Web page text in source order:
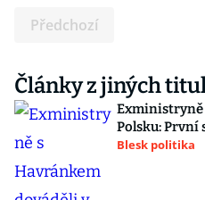
Předchozí
Články z jiných
Exministryně
Polsku: První
Blesk politika